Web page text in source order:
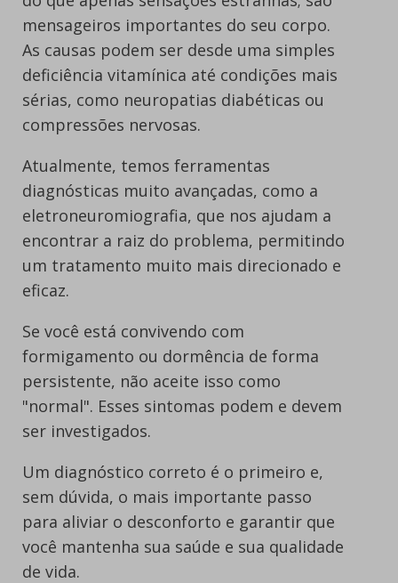
mensageiros importantes do seu corpo.
As causas podem ser desde uma simples
deficiência vitamínica até condições mais
sérias, como neuropatias diabéticas ou
compressões nervosas.
Atualmente, temos ferramentas
diagnósticas muito avançadas, como a
eletroneuromiografia, que nos ajudam a
encontrar a raiz do problema, permitindo
um tratamento muito mais direcionado e
eficaz.
Se você está convivendo com
formigamento ou dormência de forma
persistente, não aceite isso como
"normal". Esses sintomas podem e devem
ser investigados.
Um diagnóstico correto é o primeiro e,
sem dúvida, o mais importante passo
para aliviar o desconforto e garantir que
você mantenha sua saúde e sua qualidade
de vida.